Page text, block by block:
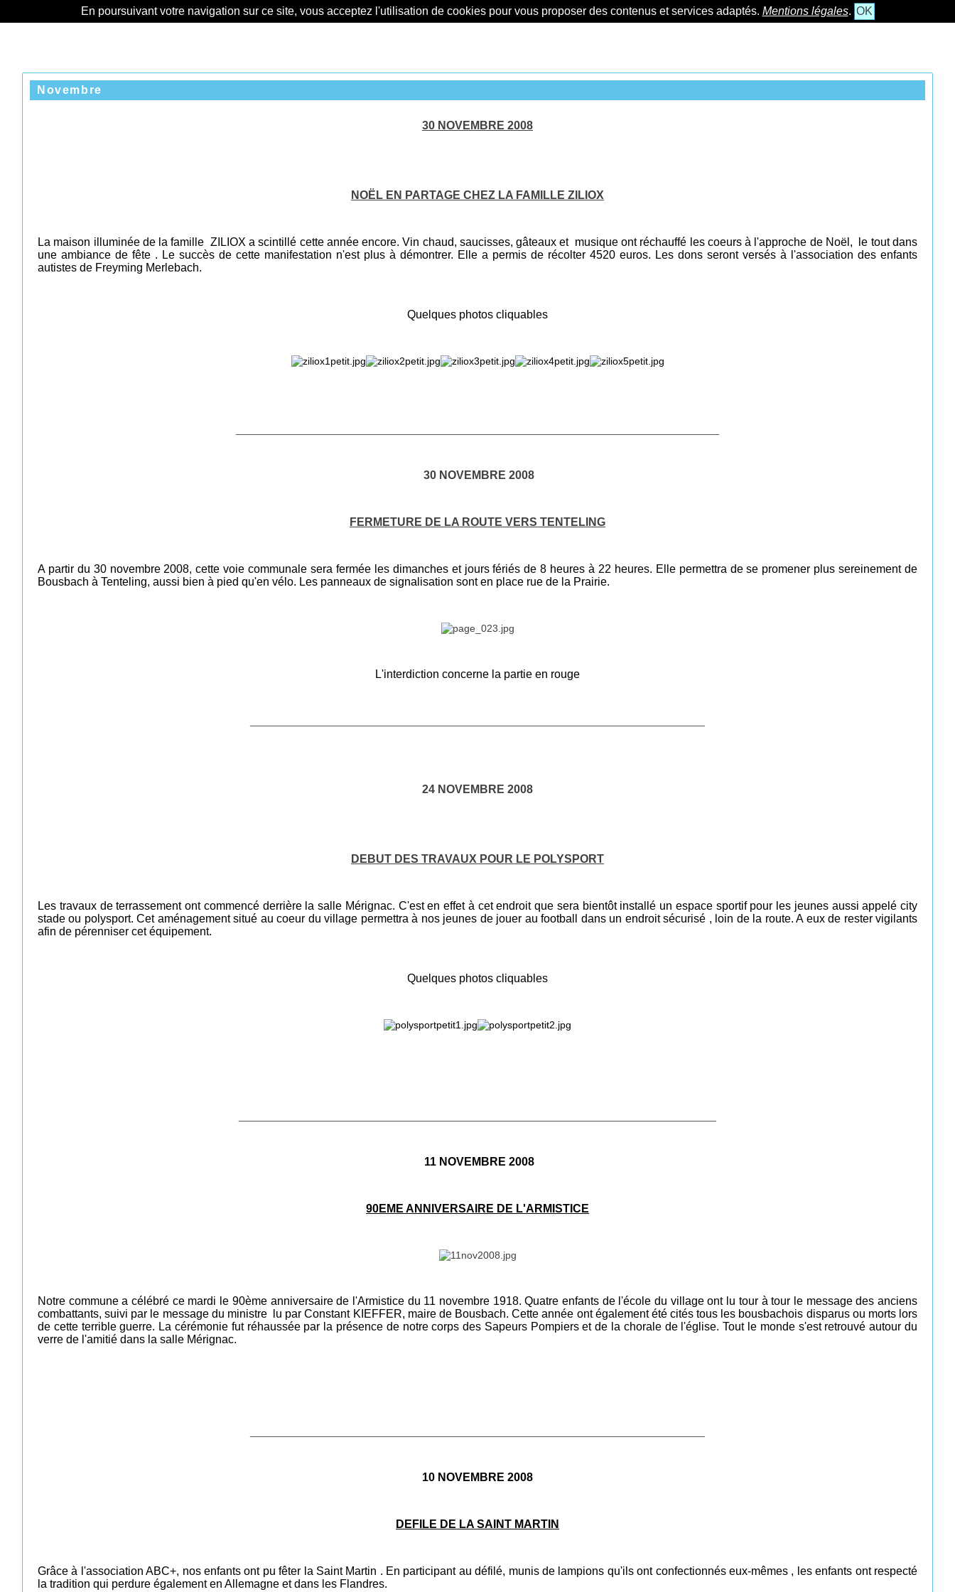
En poursuivant votre navigation sur ce site, vous acceptez l'utilisation de cookies pour vous proposer des contenus et services adaptés. Mentions légales. OK
Novembre
30 NOVEMBRE 2008
NOËL EN PARTAGE CHEZ LA FAMILLE ZILIOX
La maison illuminée de la famille ZILIOX a scintillé cette année encore. Vin chaud, saucisses, gâteaux et musique ont réchauffé les coeurs à l'approche de Noël, le tout dans
une ambiance de fête . Le succès de cette manifestation n'est plus à démontrer. Elle a permis de récolter 4520 euros. Les dons seront versés à l'association des enfants
autistes de Freyming Merlebach.
Quelques photos cliquables
30 NOVEMBRE 2008
FERMETURE DE LA ROUTE VERS TENTELING
A partir du 30 novembre 2008, cette voie communale sera fermée les dimanches et jours fériés de 8 heures à 22 heures. Elle permettra de se promener plus sereinement de
Bousbach à Tenteling, aussi bien à pied qu'en vélo. Les panneaux de signalisation sont en place rue de la Prairie.
L'interdiction concerne la partie en rouge
24 NOVEMBRE 2008
DEBUT DES TRAVAUX POUR LE POLYSPORT
Les travaux de terrassement ont commencé derrière la salle Mérignac. C'est en effet à cet endroit que sera bientôt installé un espace sportif pour les jeunes aussi appelé city
stade ou polysport. Cet aménagement situé au coeur du village permettra à nos jeunes de jouer au football dans un endroit sécurisé , loin de la route. A eux de rester vigilants
afin de pérenniser cet équipement.
Quelques photos cliquables
11 NOVEMBRE 2008
90EME ANNIVERSAIRE DE L'ARMISTICE
Notre commune a célébré ce mardi le 90ème anniversaire de l'Armistice du 11 novembre 1918. Quatre enfants de l'école du village ont lu tour à tour le message des anciens
combattants, suivi par le message du ministre lu par Constant KIEFFER, maire de Bousbach. Cette année ont également été cités tous les bousbachois disparus ou morts lors
de cette terrible guerre. La cérémonie fut réhaussée par la présence de notre corps des Sapeurs Pompiers et de la chorale de l'église. Tout le monde s'est retrouvé autour du
verre de l'amitié dans la salle Mérignac.
10 NOVEMBRE 2008
DEFILE DE LA SAINT MARTIN
Grâce à l'association ABC+, nos enfants ont pu fêter la Saint Martin . En participant au défilé, munis de lampions qu'ils ont confectionnés eux-mêmes , les enfants ont respecté
la tradition qui perdure également en Allemagne et dans les Flandres.